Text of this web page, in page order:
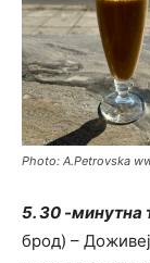
Photo: A.Petrovska
5. 30 -минутна
брод) –